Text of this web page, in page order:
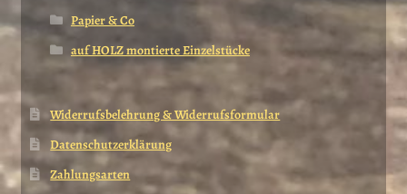
Papier & Co
auf HOLZ montierte Einzelstücke
Widerrufsbelehrung & Widerrufsformular
Datenschutzerklärung
Zahlungsarten